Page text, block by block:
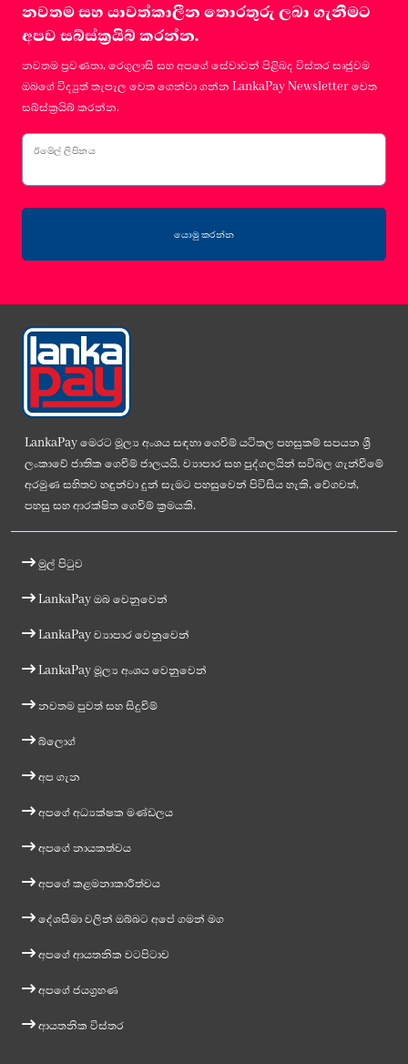
නවතම සහ යාවත්කාලීන තොරතුරු ලබා ගැනීමට
අපව සබ්ස්ක්‍රයිබ් කරන්න.
නවතම ප්‍රවණතා, රෙගුලාසි සහ අපගේ සේවාවන් පිළිබද විස්තර සෘජුවම
ඔබගේ විද්‍යුත් තැපෑල වෙත ගෙන්වා ගන්න LankaPay Newsletter වෙත
සබ්ස්ක්‍රයිබ් කරන්න.
ඊමේල් ලිපිනය
යොමු කරන්න
LankaPay මෙරට මූල්‍ය අංශය සඳහා ගෙවීම් යටිතල පහසුකම් සපයන ශ්‍රී
ලංකාවේ ජාතික ගෙවීම් ජාලයයි. ව්‍යාපාර සහ පුද්ගලයින් සවිබල ගැන්වීමේ
අරමුණ සහිතව හඳුන්වා දුන් සැමට පහසුවෙන් පිවිසිය හැකි, වේගවත්,
පහසු සහ ආරක්ෂිත ගෙවීම් ක්‍රමයකි.
මුල් පිටුව
LankaPay ඔබ වෙනුවෙන්
LankaPay ව්‍යාපාර වෙනුවෙන්
LankaPay මූල්‍ය අංශය වෙනුවෙන්
නවතම පුවත් සහ සිදුවීම්
බ්ලොග්
අප ගැන
අපගේ අධ්‍යක්ෂක මණ්ඩලය
අපගේ නායකත්වය
අපගේ කළමනාකාරීත්වය
දේශසීමා වලින් ඔබ්බට අපේ ගමන් මග
අපගේ ආයතනික වටපිටාව
අපගේ ජයග්‍රහණ
ආයතනික විස්තර